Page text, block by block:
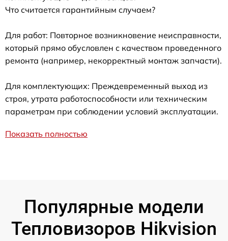
Что считается гарантийным случаем?
Для работ: Повторное возникновение неисправности,
который прямо обусловлен с качеством проведенного
ремонта (например, некорректный монтаж запчасти).
Для комплектующих: Преждевременный выход из
строя, утрата работоспособности или техническим
параметрам при соблюдении условий эксплуатации.
Показать полностью
Популярные модели
Тепловизоров Hikvision